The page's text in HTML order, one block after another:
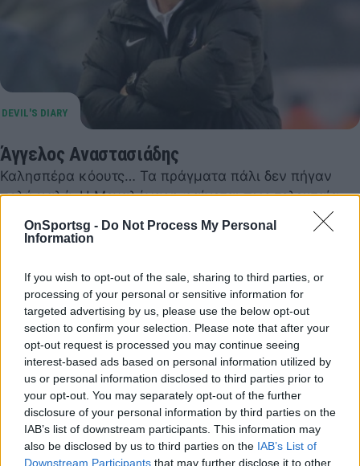
OnSportsg - Do Not Process My Personal
Information
If you wish to opt-out of the sale, sharing to third parties, or
processing of your personal or sensitive information for
targeted advertising by us, please use the below opt-out
section to confirm your selection. Please note that after your
opt-out request is processed you may continue seeing
interest-based ads based on personal information utilized by
us or personal information disclosed to third parties prior to
your opt-out. You may separately opt-out of the further
disclosure of your personal information by third parties on the
IAB’s list of downstream participants. This information may
also be disclosed by us to third parties on the IAB’s List of
Downstream Participants that may further disclose it to other
Άγγελος Αναστασιάδης
Καλησπέρα κόουτς… Τα πράγματα πάλι δεν πήγαν
πολύ καλά. Η Μεγαλόχαρη φαίνεται πως τελευταία
δεν ασχολείται και τόσο με το ελληνικό πρωτάθλημα.